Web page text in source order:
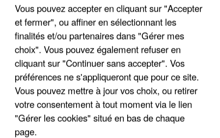
APRÈS TOUTES CES CANICULES, LES REFUGES
DE FAUNE SAUVAGE SONT...
Vous pouvez accepter en cliquant sur "Accepter
et fermer", ou affiner en sélectionnant les
finalités et/ou partenaires dans "Gérer mes
choix". Vous pouvez également refuser en
cliquant sur "Continuer sans accepter". Vos
préférences ne s'appliqueront que pour ce site.
Vous pouvez mettre à jour vos choix, ou retirer
votre consentement à tout moment via le lien
"Gérer les cookies" situé en bas de chaque
page.